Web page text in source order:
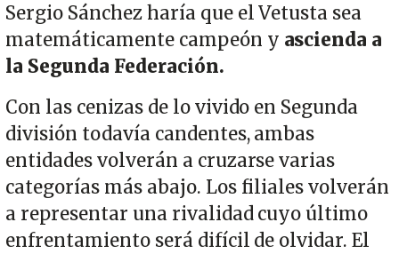
Sergio Sánchez haría que el Vetusta sea
matemáticamente campeón y ascienda a
la Segunda Federación.
Con las cenizas de lo vivido en Segunda
división todavía candentes, ambas
entidades volverán a cruzarse varias
categorías más abajo. Los filiales volverán
a representar una rivalidad cuyo último
enfrentamiento será difícil de olvidar. El